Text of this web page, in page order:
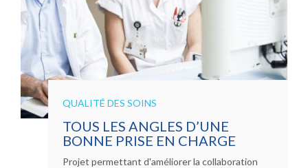
QUALITÉ DES SOINS
TOUS LES ANGLES D’UNE
BONNE PRISE EN CHARGE
Projet permettant d'améliorer la collaboration